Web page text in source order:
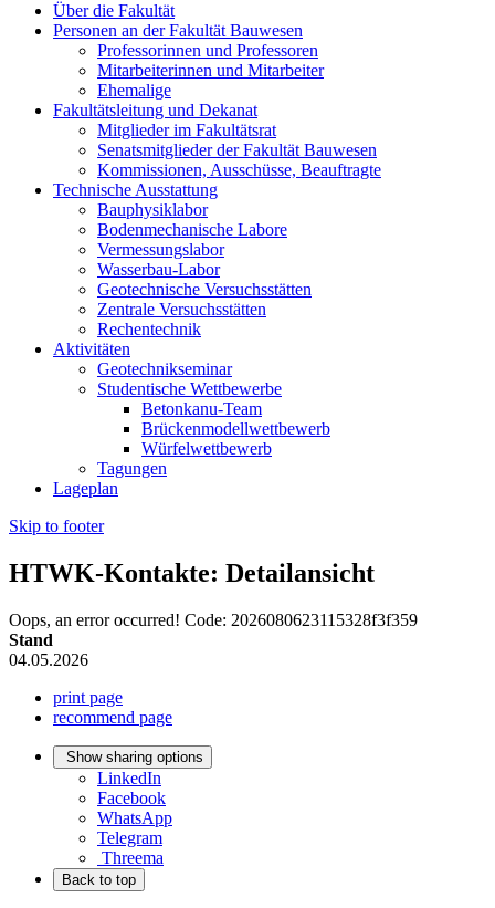
Über die Fakultät
Personen an der Fakultät Bauwesen
Professorinnen und Professoren
Mitarbeiterinnen und Mitarbeiter
Ehemalige
Fakultätsleitung und Dekanat
Mitglieder im Fakultätsrat
Senatsmitglieder der Fakultät Bauwesen
Kommissionen, Ausschüsse, Beauftragte
Technische Ausstattung
Bauphysiklabor
Bodenmechanische Labore
Vermessungslabor
Wasserbau-Labor
Geotechnische Versuchsstätten
Zentrale Versuchsstätten
Rechentechnik
Aktivitäten
Geotechnikseminar
Studentische Wettbewerbe
Betonkanu-Team
Brückenmodellwettbewerb
Würfelwettbewerb
Tagungen
Lageplan
Skip to footer
HTWK-Kontakte: Detailansicht
Oops, an error occurred! Code: 2026080623115328f3f359
Stand
04.05.2026
print page
recommend page
Show sharing options
LinkedIn
Facebook
WhatsApp
Telegram
Threema
Back to top